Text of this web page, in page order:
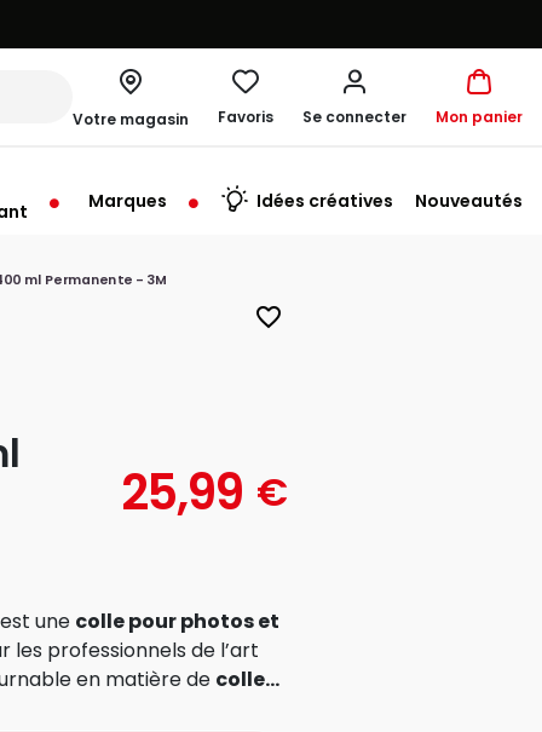
Votre magasin
à 10:00
Favoris Se connecter Mon panier
Marques Idées créatives Nouveautés
ml Permanente - 3M
favorite_border
25,99 €
une colle pour photos et
les professionnels de l’art
en matière de colle...